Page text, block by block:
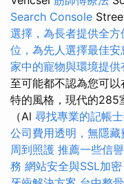
Search Console
選擇，為長者提供全方
位，為先人選擇最佳安
家中的寵物與環境提供
至可能都不認為您可
特的風格，現代的285
（Al 尋找專業的記帳
公司費用透明，無隱藏
周到照護 推薦一些信
務 網站安全與SSL加密